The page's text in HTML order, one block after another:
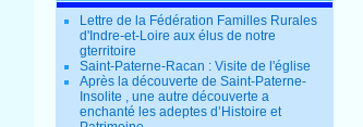
Lettre de la Fédération Familles Rurales
d'Indre-et-Loire aux élus de notre
gterritoire
Saint-Paterne-Racan : Visite de l'église
Après la découverte de Saint-Paterne-
Insolite , une autre découverte a
enchanté les adeptes d’Histoire et